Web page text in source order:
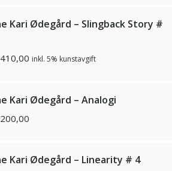
Kari Ødegård – Slingback Story #
inkl. 5% kunstavgift
Kari Ødegård – Analogi
Kari Ødegård – Linearity # 4